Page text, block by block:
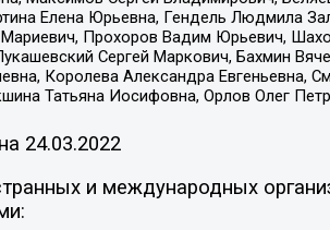
Елена Юрьевна, Гендель Людмила
Прохоров Вадим Юрьевич,
Сергей Маркович, Бахмин
Королева Александра Евгеньевна,
Татьяна Иосифовна, Орлов Олег
24.03.2022
и международных